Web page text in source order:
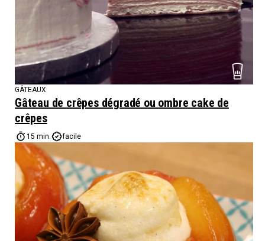
GÂTEAUX
Gâteau de crêpes dégradé ou ombre cake de
crêpes
15 min. facile